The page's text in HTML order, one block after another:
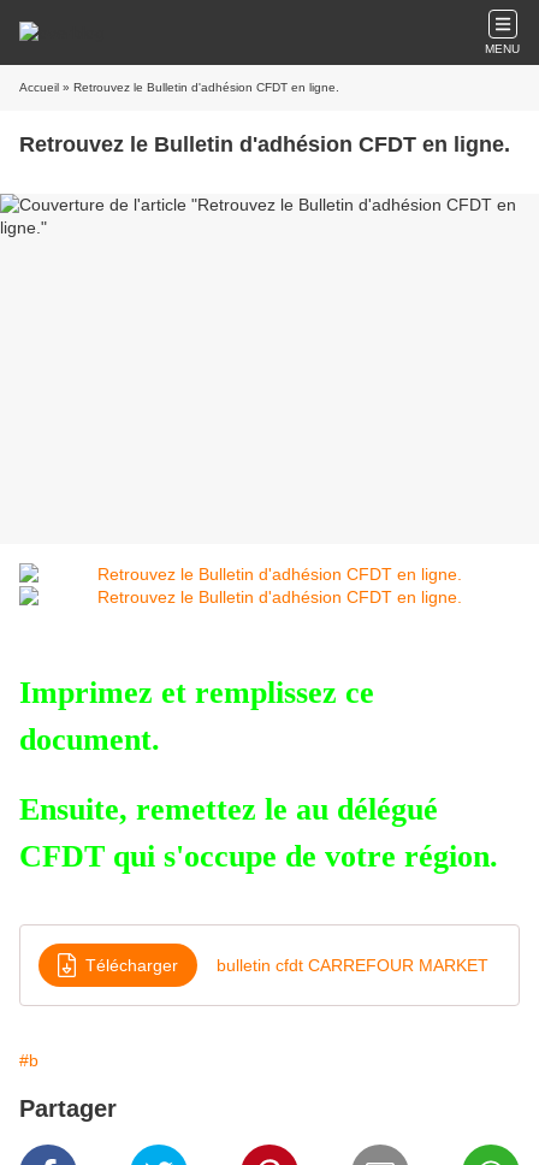
MENU
Accueil » Retrouvez le Bulletin d'adhésion CFDT en ligne.
Retrouvez le Bulletin d'adhésion CFDT en ligne.
Imprimez et remplissez ce
document.
Ensuite, remettez le au délégué
CFDT qui s'occupe de votre région.
Télécharger bulletin cfdt CARREFOUR MARKET
#b
Partager